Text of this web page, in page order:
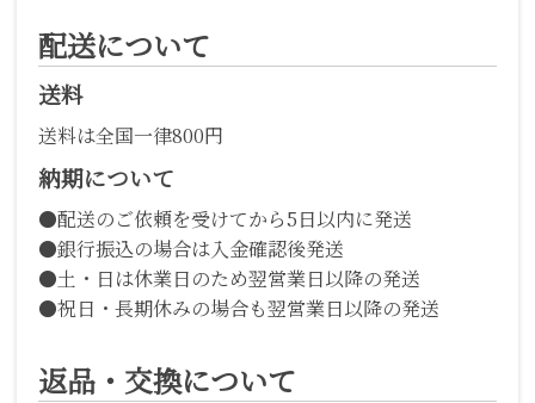
配送について
送料
送料は全国一律800円
納期について
●配送のご依頼を受けてから5日以内に発送
●銀行振込の場合は入金確認後発送
●土・日は休業日のため翌営業日以降の発送
●祝日・長期休みの場合も翌営業日以降の発送
返品・交換について